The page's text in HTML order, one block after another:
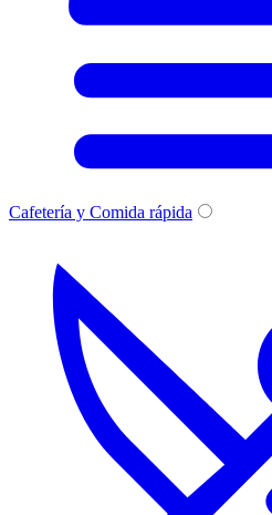
Cafetería y Comida rápida